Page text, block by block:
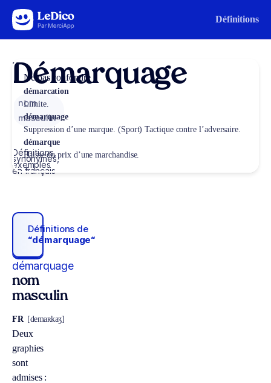
Aller au contenu Définitions
Démarquage
nom
masculin
Définitions,
synonymes,
exemples
en français
Définitions de
“démarquage“
démarquage
nom
masculin
FR [demaʀkaʒ]
Deux
graphies
sont
admises :
Ne pas confondre
démarcation
Limite.
démarquage
Suppression d’une marque. (Sport) Tactique contre l’adversaire.
démarque
Baisse du prix d’une marchandise.